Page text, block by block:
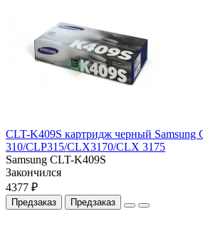
CLT-K409S картридж черный Samsung
310/CLP315/CLX3170/CLX 3175
Samsung CLT-K409S
Закончился
4377 ₽
Предзаказ Предзаказ